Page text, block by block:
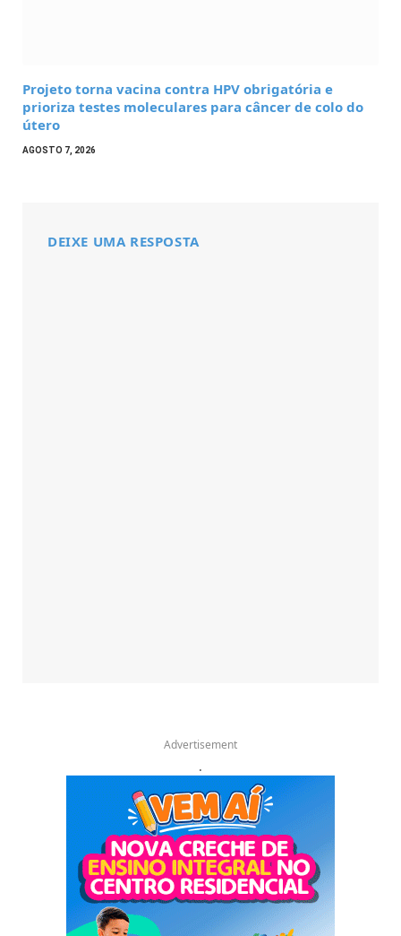
Projeto torna vacina contra HPV obrigatória e
prioriza testes moleculares para câncer de colo do
útero
AGOSTO 7, 2026
DEIXE UMA RESPOSTA
Advertisement
.